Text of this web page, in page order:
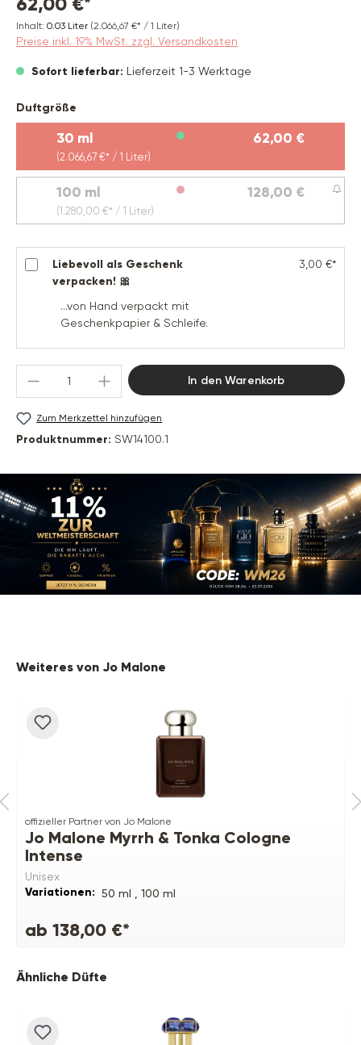
Inhalt: 0.03 Liter (2.066,67 €* / 1 Liter)
Preise inkl. 19% MwSt. zzgl. Versandkosten
Sofort lieferbar: Lieferzeit 1-3 Werktage
Duftgröße
30 ml
(2.066,67 €* / 1 Liter)
62,00 €
100 ml
(1.280,00 €* / 1 Liter)
128,00 €
(Diese Option ist zurzeit nicht verfügbar.)
Liebevoll als Geschenk
verpacken! 🎀
...von Hand verpackt mit
Geschenkpapier & Schleife.
3,00 €*
Produkt Anzahl: Gib den gewünschten
In den Warenkorb
Zum Merkzettel hinzufügen
Produktnummer: SW14100.1
Produktgalerie überspringen
Weiteres von Jo Malone
offizieller Partner von Jo Malone
Jo Malone Myrrh & Tonka Cologne
Intense
Unisex
Variationen: 50 ml , 100 ml
ab 138,00 €*
Produktgalerie überspringen
Ähnliche Düfte